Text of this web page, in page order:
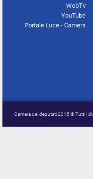
WebTv
YouTube
Portale Luce - Camera
Camera dei deputati 2015 © Tutti i